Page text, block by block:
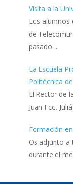
Visita a la
Los alumnos
de
pasado…
La Escuela
Politécnica
El Rector de
Juan Fco.
Formación
Os adjunto a
durante el